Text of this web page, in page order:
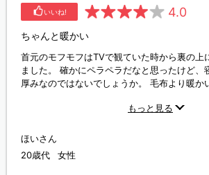
いいね! 4.0
ちゃんと暖かい
首元のモフモフはTVで観ていた時から裏の上
ました。 確かにペラペラだなと思ったけど、
厚みなのではないでしょうか。 毛布より暖か
もっと見る
ほいさん
20歳代
女性